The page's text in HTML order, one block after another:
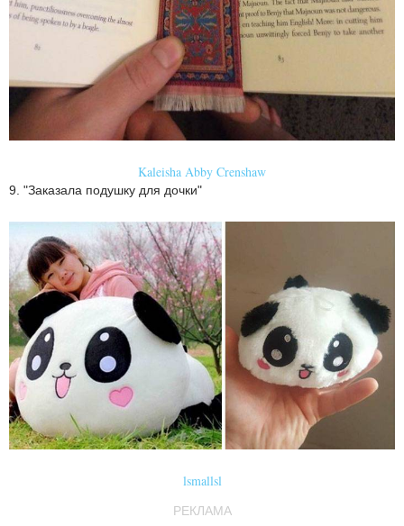
Kaleisha Abby Crenshaw
9. "Заказала подушку для дочки"
lsmallsl
РЕКЛАМА